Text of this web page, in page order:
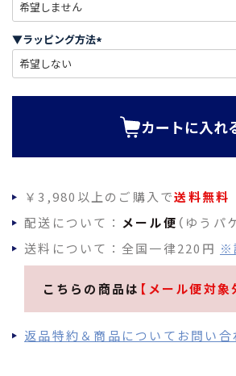
必
)
▼ラッピング方法
必
カートに入れ
￥3,980以上のご購入で送料無料
配送について： メール便 （ゆうパ
送料について：全国一律220円 ※
こちらの商品は 【メール便対象
返品特約＆商品についてお問い合